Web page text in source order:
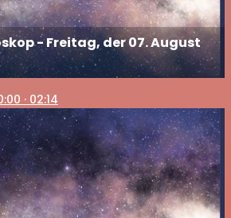
- Freitag, der 07. August
· 02:14